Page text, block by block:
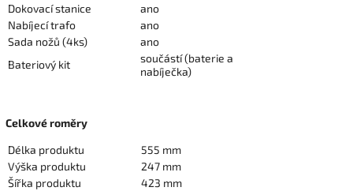
Dokovací stanice
ano
Nabíjecí trafo
ano
Sada nožů (4ks)
ano
Bateriový kit
součástí (baterie a
nabíječka)
Celkové roměry
Délka produktu
555 mm
Výška produktu
247 mm
Šířka produktu
423 mm